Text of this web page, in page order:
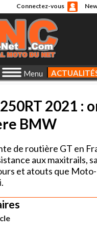
Connectez-vous
Menu
2021 :
BMW
de routière GT en
aux maxitrails,
et atouts que